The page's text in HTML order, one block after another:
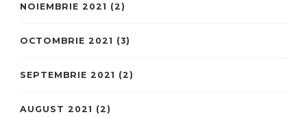
NOIEMBRIE 2021 (2)
OCTOMBRIE 2021 (3)
SEPTEMBRIE 2021 (2)
AUGUST 2021 (2)